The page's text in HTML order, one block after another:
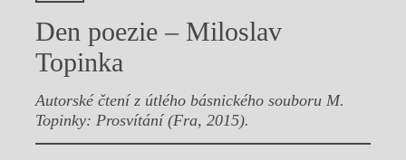
Rozhovory
Dokument
Výroční ceny
Den poezie – Miloslav
Topinka
Autorské čtení z útlého básnického souboru M.
Topinky: Prosvítání (Fra, 2015).